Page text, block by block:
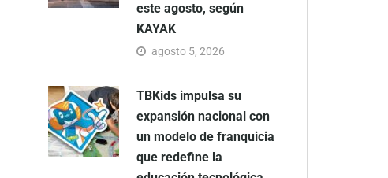
este agosto, según
KAYAK
agosto 5, 2026
TBKids impulsa su
expansión nacional con
un modelo de franquicia
que redefine la